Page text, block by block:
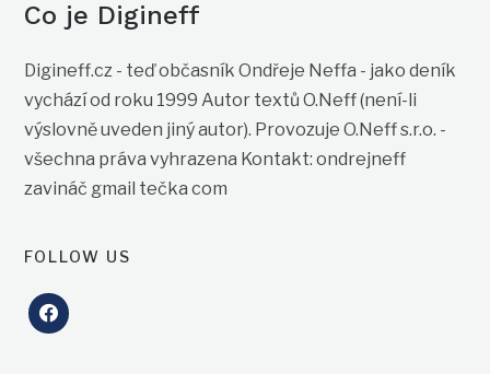
Co je Digineff
Digineff.cz - teď občasník Ondřeje Neffa - jako deník
vychází od roku 1999 Autor textů O.Neff (není-li
výslovně uveden jiný autor). Provozuje O.Neff s.r.o. -
všechna práva vyhrazena Kontakt: ondrejneff
zavináč gmail tečka com
FOLLOW US
facebook